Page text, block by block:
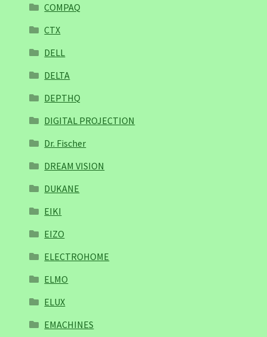
COMPAQ
CTX
DELL
DELTA
DEPTHQ
DIGITAL PROJECTION
Dr. Fischer
DREAM VISION
DUKANE
EIKI
EIZO
ELECTROHOME
ELMO
ELUX
EMACHINES